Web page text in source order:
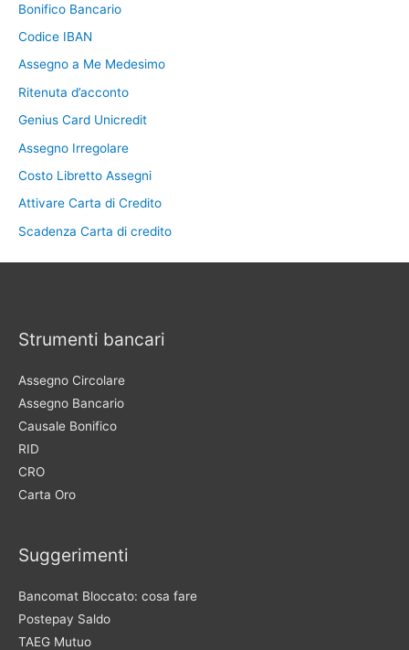
Bonifico Bancario
Codice IBAN
Assegno a Me Medesimo
Ritenuta d’acconto
Genius Card Unicredit
Assegno Irregolare
Costo Libretto Assegni
Attivare Carta di Credito
Scadenza Carta di credito
Strumenti bancari
Assegno Circolare
Assegno Bancario
Causale Bonifico
RID
CRO
Carta Oro
Suggerimenti
Bancomat Bloccato: cosa fare
Postepay Saldo
TAEG Mutuo